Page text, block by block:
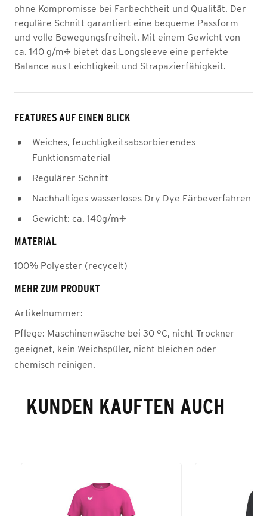
ohne Kompromisse bei Farbechtheit und Qualität. Der
reguläre Schnitt garantiert eine bequeme Passform
und volle Bewegungsfreiheit. Mit einem Gewicht von
ca. 140 g/m² bietet das Longsleeve eine perfekte
Balance aus Leichtigkeit und Strapazierfähigkeit.
FEATURES AUF EINEN BLICK
Weiches, feuchtigkeitsabsorbierendes
Funktionsmaterial
Regulärer Schnitt
Nachhaltiges wasserloses Dry Dye Färbeverfahren
Gewicht: ca. 140g/m²
MATERIAL
100% Polyester (recycelt)
MEHR ZUM PRODUKT
Artikelnummer:
Pflege: Maschinenwäsche bei 30 °C, nicht Trockner
geeignet, kein Weichspüler, nicht bleichen oder
chemisch reinigen.
KUNDEN KAUFTEN AUCH